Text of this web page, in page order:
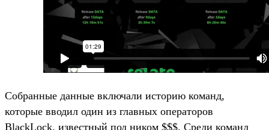
Собранные данные включали историю команд,
которые вводил один из главных операторов
BlackLock, известный под ником $$$. Среди команд